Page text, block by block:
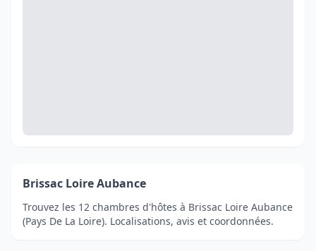
Brissac Loire Aubance
Trouvez les 12 chambres d'hôtes à Brissac Loire Aubance
(Pays De La Loire). Localisations, avis et coordonnées.